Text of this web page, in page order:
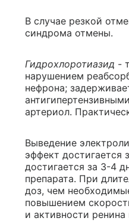
В случае резкой
синдрома отмены.
Гидрохлоротиазид -
нарушением
нефрона;
артериол.
Выведение
эффект достигается
достигается за 3-4
препарата. При
доз, чем
повышением
и активности